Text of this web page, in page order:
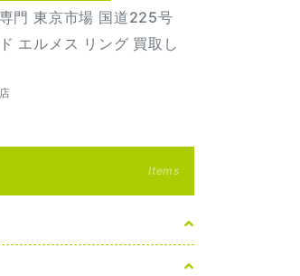
門 東京市場 国道225号
エルメス リング 買取し
Items